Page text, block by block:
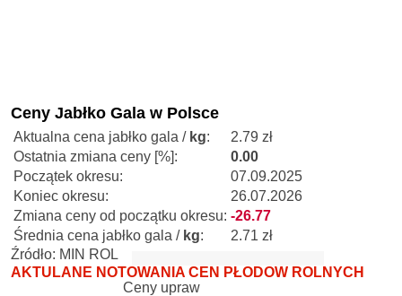
Ceny Jabłko Gala w Polsce
Aktualna cena jabłko gala / kg:
2.79 zł
Ostatnia zmiana ceny [%]:
0.00
Początek okresu:
07.09.2025
Koniec okresu:
26.07.2026
Zmiana ceny od początku okresu: -26.77
Średnia cena jabłko gala / kg:
2.71 zł
Źródło: MIN ROL
AKTULANE NOTOWANIA CEN PŁODÓW ROLNYCH
Ceny upraw